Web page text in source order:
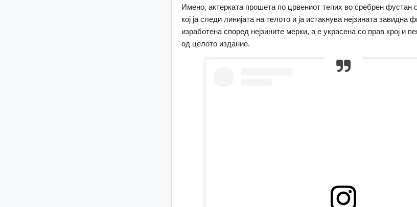
Имено, актерката прошета по црвениот тепих во сребрен фустан
кој ја следи линијата на телото и ја истакнува нејзината завидна
изработена според нејзините мерки, а е украсена со прав крој и
од целото издание.